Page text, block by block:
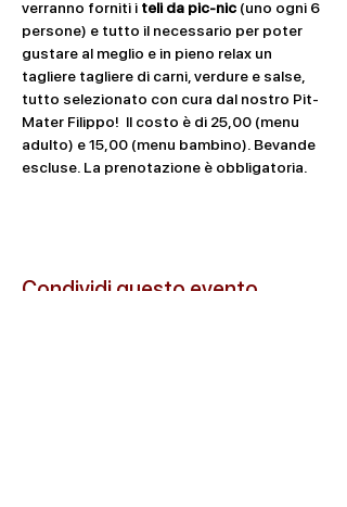
verranno forniti i teli da pic-nic (uno ogni 6
persone) e tutto il necessario per poter
gustare al meglio e in pieno relax un
tagliere tagliere di carni, verdure e salse,
tutto selezionato con cura dal nostro Pit-
Mater Filippo!  Il costo è di 25,00 (menu
adulto) e 15,00 (menu bambino). Bevande
escluse. La prenotazione è obbligatoria.
Condividi questo evento